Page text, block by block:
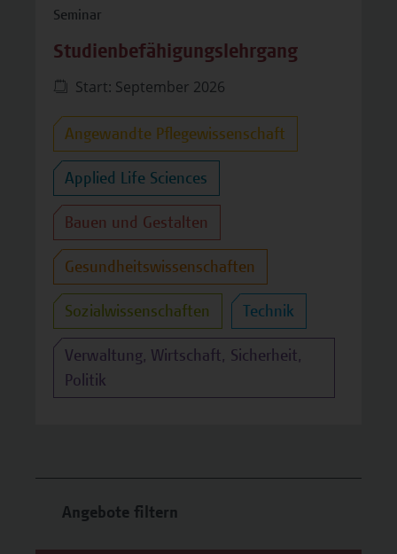
Seminar
Studienbefähigungslehrgang
Start: September 2026
Angewandte Pflegewissenschaft
Applied Life Sciences
Bauen und Gestalten
Gesundheitswissenschaften
Sozialwissenschaften Technik
Verwaltung, Wirtschaft, Sicherheit,
Politik
Angebote filtern